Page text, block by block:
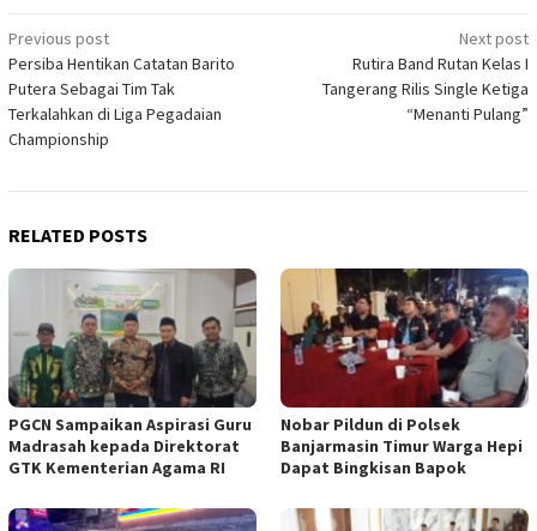
Post
navigation
Previous post
Persiba Hentikan Catatan Barito
Putera Sebagai Tim Tak
Terkalahkan di Liga Pegadaian
Championship
Next post
Rutira Band Rutan Kelas I
Tangerang Rilis Single Ketiga
“Menanti Pulang”
RELATED POSTS
PGCN Sampaikan Aspirasi Guru
Madrasah kepada Direktorat
GTK Kementerian Agama RI
Nobar Pildun di Polsek
Banjarmasin Timur Warga Hepi
Dapat Bingkisan Bapok